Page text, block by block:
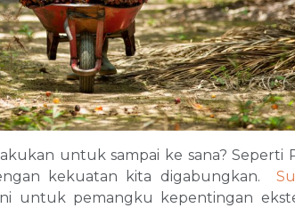
untuk sampai ke sana? Seperti
kekuatan kita digabungkan.
untuk pemangku kepentingan